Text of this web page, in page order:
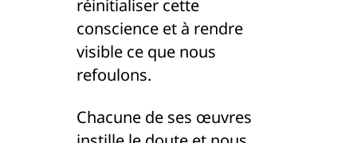
réinitialiser cette
conscience et à rendre
visible ce que nous
refoulons.
Chacune de ses œuvres